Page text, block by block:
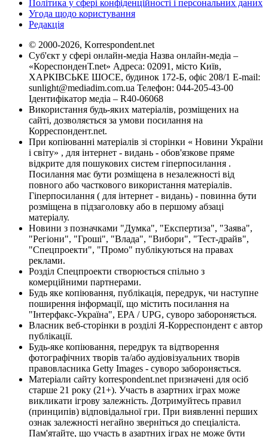
Політика у сфері конфіденційності і персональних даних
Угода щодо користування
Редакція
© 2000-2026, Korrespondent.net
Суб'єкт у сфері онлайн-медіа Назва онлайн-медіа –
«КореспонденТ.net» Адреса: 02091, місто Київ,
ХАРКІВСЬКЕ ШОСЕ, будинок 172-Б, офіс 208/1 E-mail:
sunlight@mediadim.com.ua Телефон: 044-205-43-00
Ідентифікатор медіа – R40-06068
Використання будь-яких матеріалів, розміщених на
сайті, дозволяється за умови посилання на
Корреспондент.net.
При копіюванні матеріалів зі сторінки « Новини України
і світу» , для інтернет - видань - обов'язкове пряме
відкрите для пошукових систем гіперпосилання .
Посилання має бути розміщена в незалежності від
повного або часткового використання матеріалів.
Гіперпосилання ( для інтернет - видань) - повинна бути
розміщена в підзаголовку або в першому абзаці
матеріалу.
Новини з позначками "Думка", "Експертиза", "Заява",
"Регіони", "Гроші", "Влада", "Вибори", "Тест-драйв",
"Спецпроекти", "Промо" публікуються на правах
реклами.
Розділ Спецпроекти створюється спільно з
комерційними партнерами.
Будь яке копіювання, публікація, передрук, чи наступне
поширення інформації, що містить посилання на
"Інтерфакс-Україна", EPA / UPG, суворо забороняється.
Власник веб-сторінки в розділі Я-Корреспондент є автор
публікації.
Будь-яке копіювання, передрук та відтворення
фотографічних творів та/або аудіовізуальних творів
правовласника Getty Images - суворо забороняється.
Матеріали сайту korrespondent.net призначені для осіб
старше 21 року (21+). Участь в азартних іграх може
викликати ігрову залежність. Дотримуйтесь правил
(принципів) відповідальної гри. При виявленні перших
ознак залежності негайно зверніться до спеціаліста.
Пам'ятайте, що участь в азартних іграх не може бути